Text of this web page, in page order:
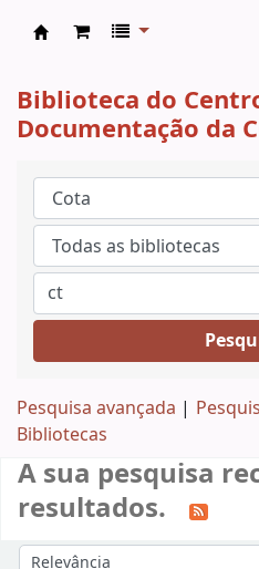
Biblioteca do
Documentação da
Pesquisa avançada
Bibliotecas
A sua pesquisa
resultados.
Ordenar por: